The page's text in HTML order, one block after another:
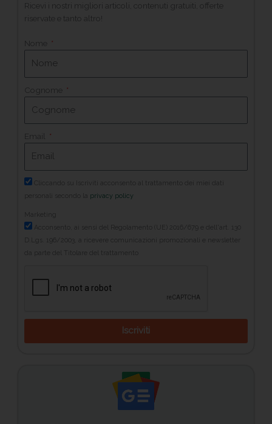
Ricevi i nostri migliori articoli, contenuti gratuiti, offerte
riservate e tanto altro!
Nome
Cognome
Email
Cliccando su Iscriviti acconsento al trattamento dei miei dati
privacy policy
Marketing
Acconsento, ai sensi del Regolamento (UE) 2016/679 e dell'art. 130
D.Lgs. 196/2003, a ricevere comunicazioni promozionali e newsletter
da parte del Titolare del trattamento
Iscriviti